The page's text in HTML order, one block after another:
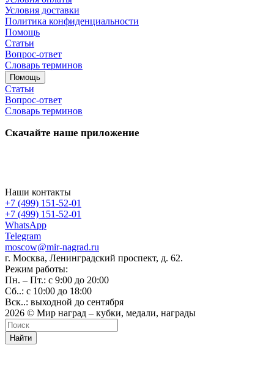
Условия доставки
Политика конфиденциальности
Помощь
Статьи
Вопрос-ответ
Словарь терминов
Помощь
Статьи
Вопрос-ответ
Словарь терминов
Скачайте наше приложение
Наши контакты
+7 (499) 151-52-01
+7 (499) 151-52-01
WhatsApp
Telegram
moscow@mir-nagrad.ru
г. Москва, Ленинградский проспект, д. 62.
Режим работы:
Пн. – Пт.: с 9:00 до 20:00
Сб..: с 10:00 до 18:00
Вск..: выходной до сентября
2026 © Мир наград – кубки, медали, награды
Найти